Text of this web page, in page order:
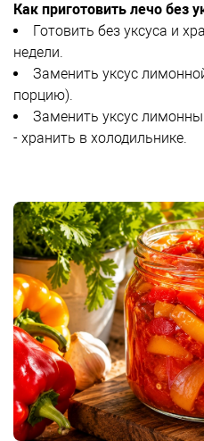
Как приготовить лечо без
Готовить без уксуса и
недели.
Заменить уксус
порцию).
Заменить уксус
- хранить в холодильнике.